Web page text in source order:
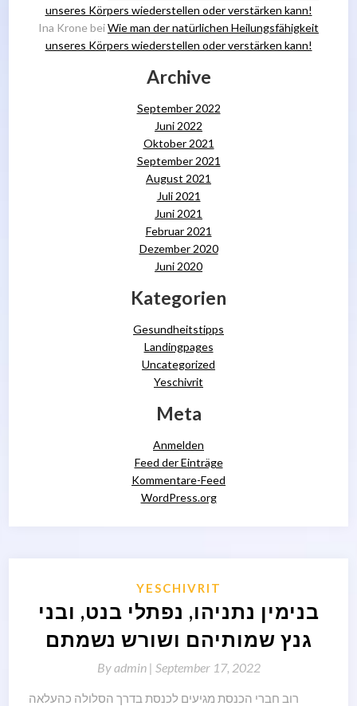
unseres Körpers wiederstellen oder verstärken kann!
Ina Krone beiWie man der natürlichen Heilungsfähigkeit
unseres Körpers wiederstellen oder verstärken kann!
Archive
September 2022
Juni 2022
Oktober 2021
September 2021
August 2021
Juli 2021
Juni 2021
Februar 2021
Dezember 2020
Juni 2020
Kategorien
Gesundheitstipps
Landingpages
Uncategorized
Yeschivrit
Meta
Anmelden
Feed der Einträge
Kommentare-Feed
WordPress.org
YESCHIVRIT
בנימין נתניהו, נפתלי בנט, ובני
גנץ שמותיהם ושורש נשמתם
Byadmin | September 17, 2022
רוב חברי הכנסת מגיעים לכנסת בדרך הסלולה כהעלאה